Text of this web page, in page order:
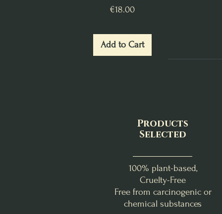
Price
€18.00
Add to Cart
Products
Selected
100% plant-based,
Cruelty-Free
Free from carcinogenic or
chemical substances